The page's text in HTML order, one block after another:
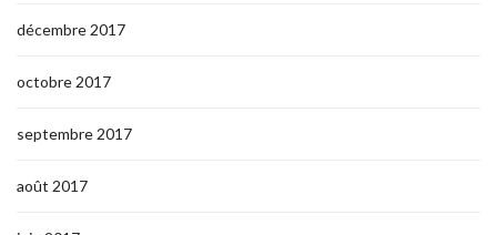
décembre 2017
octobre 2017
septembre 2017
août 2017